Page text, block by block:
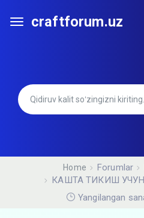
craftforum.uz
Home Forumlar
КАШТА ТИКИШ
Yangilangan